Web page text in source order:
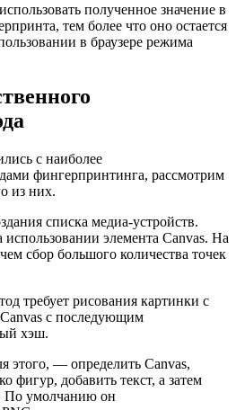
полученное значение в
тем более что оно остается
в браузере режима
с наиболее
фингерпринтинга, рассмотрим
из них.
списка медиа-устройств.
использовании элемента Canvas. На
сбор большого количества точек
требует рисования картинки с
с последующим
хэш.
этого, — определить Canvas,
фигур, добавить текст, а затем
По умолчанию он